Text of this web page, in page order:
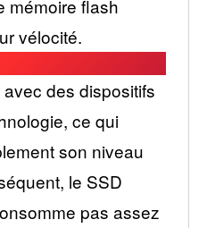
mémoire flash
vélocité.
avec des dispositifs
ce qui
son niveau
le SSD
pas assez